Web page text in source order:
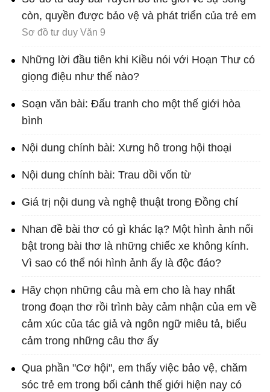
còn, quyền được bảo vệ và phát triển của trẻ em
Sơ đồ tư duy Văn 9
Những lời đầu tiên khi Kiều nói với Hoạn Thư có
giọng điệu như thế nào?
Soạn văn bài: Đấu tranh cho một thế giới hòa
bình
Nội dung chính bài: Xưng hô trong hội thoại
Nội dung chính bài: Trau dồi vốn từ
Giá trị nội dung và nghệ thuật trong Đồng chí
Nhan đề bài thơ có gì khác lạ? Một hình ảnh nổi
bật trong bài thơ là những chiếc xe không kính.
Vì sao có thể nói hình ảnh ấy là độc đáo?
Hãy chọn những câu mà em cho là hay nhất
trong đoạn thơ rồi trình bày cảm nhận của em về
cảm xúc của tác giả và ngôn ngữ miêu tả, biểu
cảm trong những câu thơ ấy
Qua phần "Cơ hội", em thấy việc bảo vệ, chăm
sóc trẻ em trong bối cảnh thế giới hiện nay có